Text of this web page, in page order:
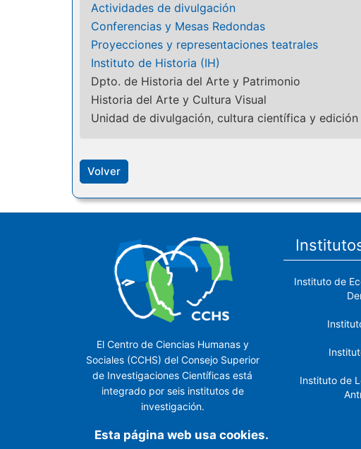
Actividades de divulgación
Conferencias y Mesas Redondas
Proyecciones y representaciones teatrales
Instituto de Historia (IH)
Dpto. de Historia del Arte y Patrimonio
Historia del Arte y Cultura Visual
Unidad de divulgación, cultura científica y
Volver
El Centro de Ciencias Humanas y
Sociales (CCHS) del Consejo Superior
de Investigaciones Científicas está
integrado por seis institutos de
investigación.
Instituto de
Instituto de
Esta página web usa cookies.